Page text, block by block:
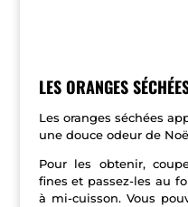
LES ORANGES
Les oranges séchées
une douce odeur de
Pour les obtenir,
fines et passez-les au
à mi-cuisson. Vous